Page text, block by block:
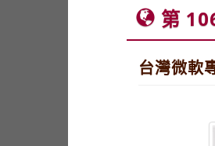
第
台灣微軟